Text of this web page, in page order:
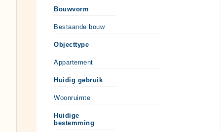
Bouwvorm
Bestaande bouw
Objecttype
Appartement
Huidig gebruik
Woonruimte
Huidige
bestemming